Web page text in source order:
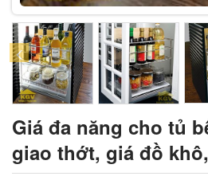
Giá đa năng cho tủ
giao thớt, giá đồ